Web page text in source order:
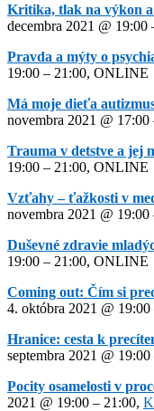
Kritika, tlak na výkon
decembra 2021 @
Pravda a mýty o
19:00 – 21:00, ONLINE
Má moje dieťa
novembra 2021 @
Trauma v detstve a jej
19:00 – 21:00, ONLINE
Vzťahy – ťažkosti v
novembra 2021 @
Duševné zdravie
19:00 – 21:00, ONLINE
Coming out: Čím si
4. októbra 2021 @ 19:00
Hranice: cesta k
septembra 2021 @ 19:00
Pocity osamelosti v
2021 @ 19:00 – 21:00,